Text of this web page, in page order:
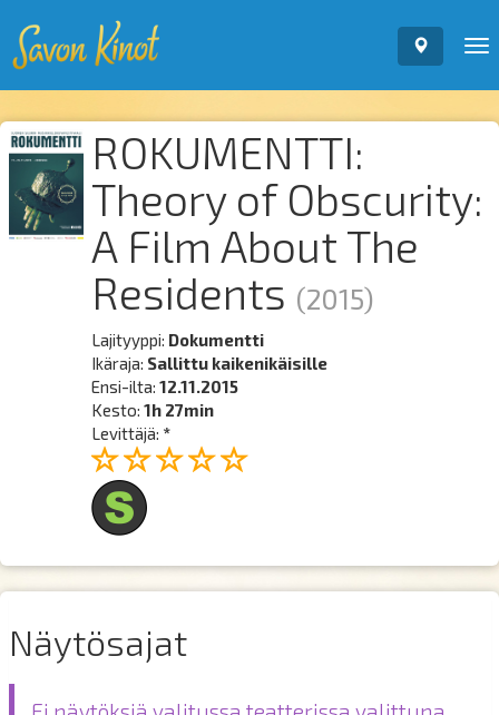
ROKUMENTTI:
Theory of Obscurity:
A Film About The
Residents (2015)
Lajityyppi: Dokumentti
Ikäraja: Sallittu kaikenikäisille
Ensi-ilta:12.11.2015
Kesto:1h 27min
Levittäjä: *
Näytösajat